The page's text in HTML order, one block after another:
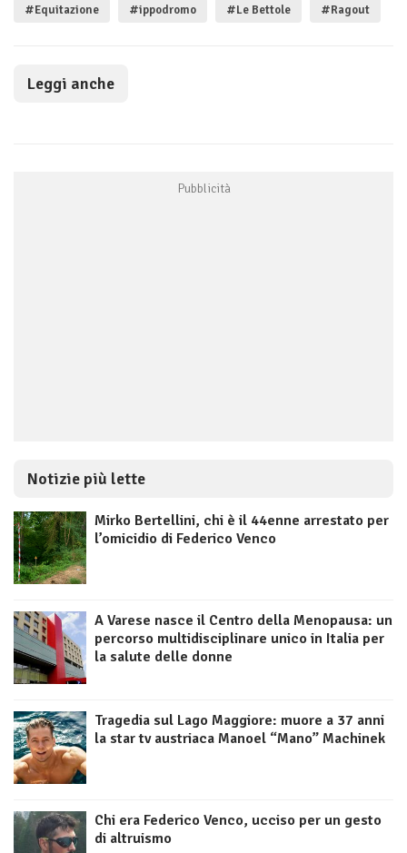
#Equitazione #ippodromo #Le Bettole #Ragout
Leggi anche
Notizie più lette
Mirko Bertellini, chi è il 44enne arrestato per
l’omicidio di Federico Venco
A Varese nasce il Centro della Menopausa: un
percorso multidisciplinare unico in Italia per
la salute delle donne
Tragedia sul Lago Maggiore: muore a 37 anni
la star tv austriaca Manoel “Mano” Machinek
Chi era Federico Venco, ucciso per un gesto
di altruismo